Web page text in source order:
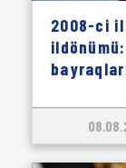
2008-ci